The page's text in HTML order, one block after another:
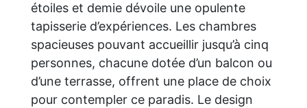
étoiles et demie dévoile une opulente
tapisserie d’expériences. Les chambres
spacieuses pouvant accueillir jusqu’à cinq
personnes, chacune dotée d’un balcon ou
d’une terrasse, offrent une place de choix
pour contempler ce paradis. Le design